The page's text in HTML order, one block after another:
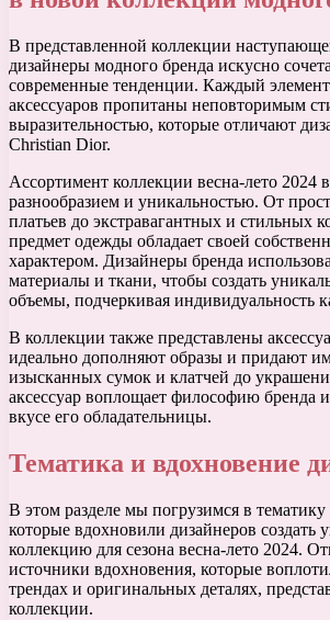
В представленной коллекции
дизайнеры модного бренда искусно
современные тенденции. Каждый
аксессуаров пропитаны неповторимым
выразительностью, которые отличают
Christian Dior.
Ассортимент коллекции весна-лето 2024
разнообразием и уникальностью. От
платьев до экстравагантных и стильных
предмет одежды обладает своей
характером. Дизайнеры бренда
материалы и ткани, чтобы создать
объемы, подчеркивая индивидуальность
В коллекции также представлены
идеально дополняют образы и придают
изысканных сумок и клатчей до
аксессуар воплощает философию бренда и
вкусе его обладательницы.
Тематика и вдохновение
В этом разделе мы погрузимся в
которые вдохновили дизайнеров создать
коллекцию для сезона весна-лето 2024.
источники вдохновения, которые
трендах и оригинальных деталях,
коллекции.